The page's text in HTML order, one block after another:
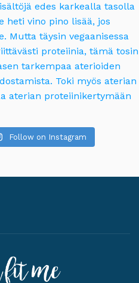
Follow on Instagram